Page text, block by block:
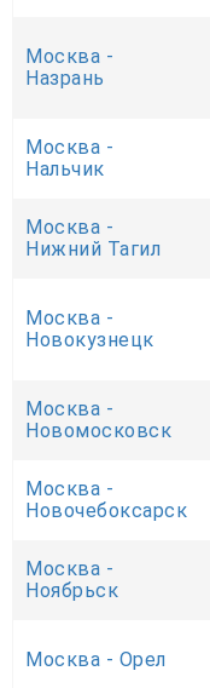
Москва -
Назрань
Москва -
Нальчик
Москва -
Нижний Тагил
Москва -
Новокузнецк
Москва -
Новомосковск
Москва -
Новочебоксарск
Москва -
Ноябрьск
Москва - Орел